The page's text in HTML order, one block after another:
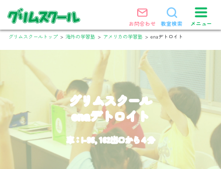
お問合わせ 教室検索 メニュー
グリムスクールトップ > 海外の学習塾 > アメリカの学習塾 > enaデトロイト
グリムスクール
enaデトロイト
車：I-96, 162出口から４分